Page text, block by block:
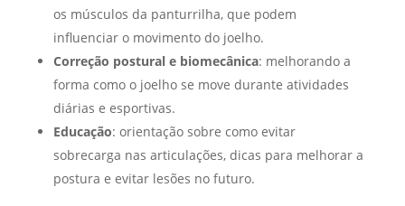
os músculos da panturrilha, que podem
influenciar o movimento do joelho.
Correção postural e biomecânica: melhorando a
forma como o joelho se move durante atividades
diárias e esportivas.
Educação: orientação sobre como evitar
sobrecarga nas articulações, dicas para melhorar a
postura e evitar lesões no futuro.